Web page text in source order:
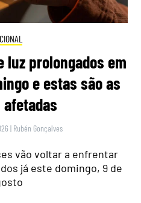
luz prolongados em
e estas são as
| Rubén Gonçalves
vão voltar a enfrentar
já este domingo, 9 de